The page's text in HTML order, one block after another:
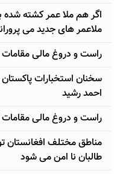
اگر هم ملا عمر کشته شده
ملاعمر های جدید می
راست و دروغ مالی
سخنان استخبارات پاکستان
احمد رشید
راست و دروغ مالی
مناطق مختلف افغانستان
طالبان نا امن می شود